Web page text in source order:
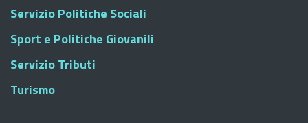
Servizio Politiche Sociali
Sport e Politiche Giovanili
Servizio Tributi
Turismo